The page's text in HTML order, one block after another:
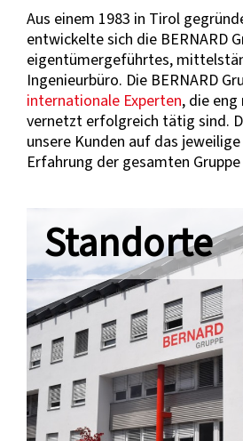
Aus einem 1983 in Tirol
entwickelte sich die BERNARD
eigentümergeführtes,
Ingenieurbüro. Die BERNARD
internationale Experten, die
vernetzt erfolgreich tätig sind.
unsere Kunden auf das
Erfahrung der gesamten
Standorte